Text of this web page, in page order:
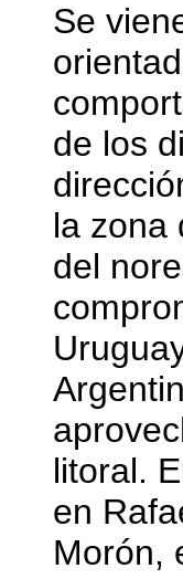
Se
de los
la zona
del
litoral.
en
Morón,